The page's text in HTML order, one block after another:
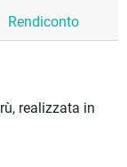
Rendiconto
realizzata in